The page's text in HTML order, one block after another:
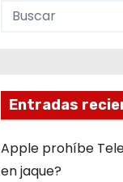
Entradas
Apple prohíbe
en jaque?